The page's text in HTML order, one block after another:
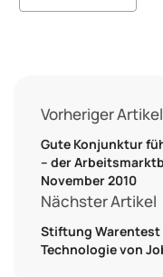
Vorheriger Artikel
Gute Konjunktur
– der
November 2010
Nächster Artikel
Stiftung
Technologie von